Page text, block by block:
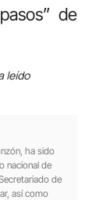
de
leído
ha sido
nacional de
de
así como